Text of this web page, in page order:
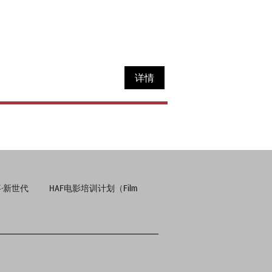
详情
新世代
HAF电影培训计划（Film